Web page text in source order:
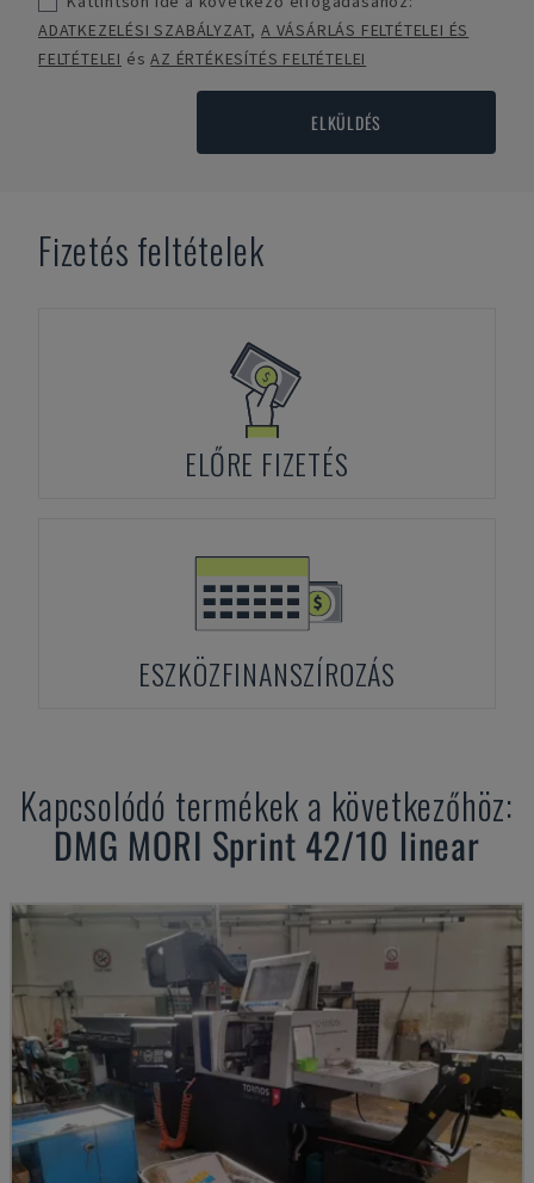
ADATKEZELÉSI SZABÁLYZAT,A VÁSÁRLÁS FELTÉTELEI ÉS
FELTÉTELEI ésAZ ÉRTÉKESÍTÉS FELTÉTELEI
ELKÜLDÉS
Fizetés feltételek
ELŐRE FIZETÉS
ESZKÖZFINANSZÍROZÁS
Kapcsolódó termékek a következőhöz:
DMG MORI Sprint 42/10 linear